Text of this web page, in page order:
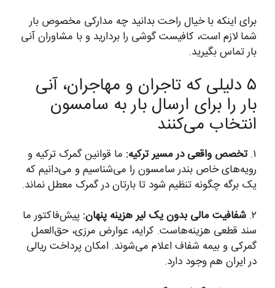
برای اینکه با خیال راحت بدانید چه مدارکی مخصوص بار
شما لازم است، کافیست گوشی را بردارید و با مشاوران آنی
بار تماس بگیرید.
۵ دلیلی که تاجران و مهاجران، آنی
بار را برای ارسال بار به سامسون
انتخاب می‌کنند
۱. تخصص واقعی در مسیر ترکیه: ما قوانین گمرک ترکیه و
رویه‌های خاص بندر سامسون را می‌شناسیم و می‌دانیم که
یک برگه چگونه تنظیم شود تا بارتان در گمرک معطل نماند.
۲. شفافیت مالی بدون یک لیر هزینه پنهان: پیش‌فاکتور ما
سند قطعی هزینه‌هاست. کرایه، عوارض مرزی، حق‌العمل
گمرکی و بیمه شفاف اعلام می‌شوند. امکان پرداخت ریالی
در ایران هم وجود دارد.